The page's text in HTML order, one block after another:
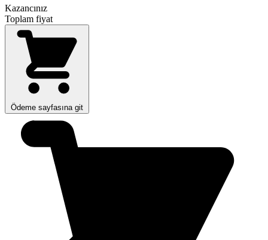
Kazancınız
Toplam fiyat
Ödeme sayfasına git